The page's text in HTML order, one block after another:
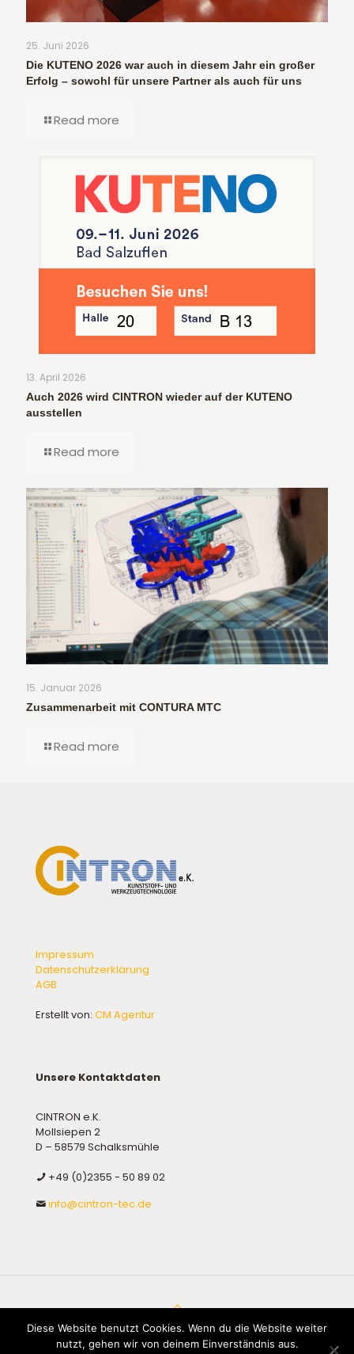
25. Juni 2026
Die KUTENO 2026 war auch in diesem Jahr ein großer
Erfolg – sowohl für unsere Partner als auch für uns
Read more
13. April 2026
Auch 2026 wird CINTRON wieder auf der KUTENO
ausstellen
Read more
15. Januar 2026
Zusammenarbeit mit CONTURA MTC
Read more
Impressum
Datenschutzerklärung
AGB
Erstellt von: CM Agentur
Unsere Kontaktdaten
CINTRON e.K.
Mollsiepen 2
D – 58579 Schalksmühle
+49 (0)2355 - 50 89 02
info@cintron-tec.de
© 2026 Betheme by Muffin group | All Rights Reserved |
Powered by
WordPress
Diese Website benutzt Cookies. Wenn du die Website weiter
nutzt, gehen wir von deinem Einverständnis aus.